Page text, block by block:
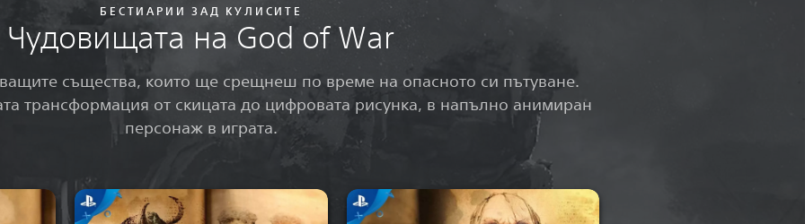
БЕСТИАРИИ ЗАД КУЛИСИТЕ
Чудовищата на God of War
същества, които ще срещнеш по време на опасното си пътуване.
трансформация от скицата до цифровата рисунка, в напълно анимиран
персонаж в играта.